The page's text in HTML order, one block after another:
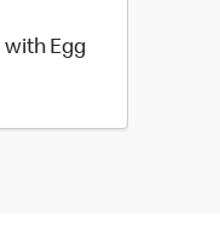
Egg
Cal.